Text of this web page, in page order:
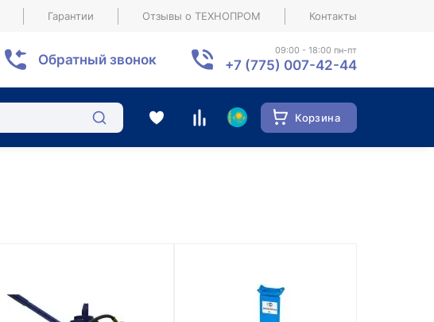
Гарантии Отзывы о ТЕХНОПРОМ Контакты
Обратный звонок
09:00 - 18:00 пн-пт
+7 (775) 007-42-44
Корзина